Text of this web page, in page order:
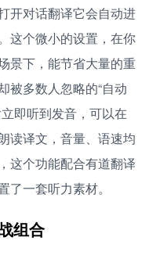
开对话翻译它会自动进
这个微小的设置，在你
景下，能节省大量的重
被多数人忽略的“自动
即听到发音，可以在
读译文，音量、语速均
这个功能配合有道翻译
一套听力素材。
组合